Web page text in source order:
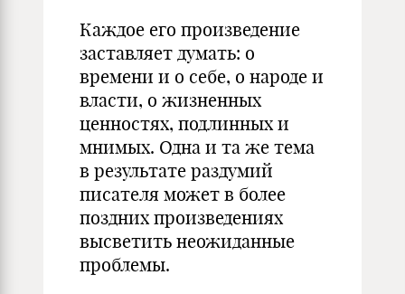
Каждое его произведение
заставляет думать: о
времени и о себе, о народе и
власти, о жизненных
ценностях, подлинных и
мнимых. Одна и та же тема
в результате раздумий
писателя может в более
поздних произведениях
высветить неожиданные
проблемы.